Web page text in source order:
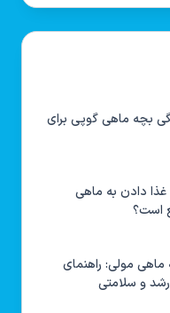
بچه ماهی گوپی برای
غذا دادن به ماهی
است؟
مولی: راهنمای
و سلامتی